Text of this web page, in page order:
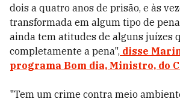
dois a quatro anos de prisão, e às
transformada em algum tipo de
ainda tem atitudes de alguns juízes
completamente a pena", disse
programa Bom dia, Ministro, do
"Tem um crime contra meio